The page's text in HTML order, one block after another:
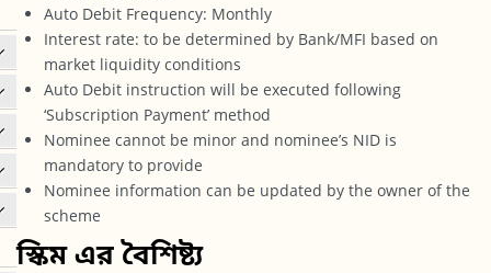
Auto Debit Frequency: Monthly
Interest rate: to be determined by Bank/MFI based on
market liquidity conditions
Auto Debit instruction will be executed following
‘Subscription Payment’ method
Nominee cannot be minor and nominee’s NID is
mandatory to provide
Nominee information can be updated by the owner of the
scheme
স্কিম এর বৈশিষ্ট্য